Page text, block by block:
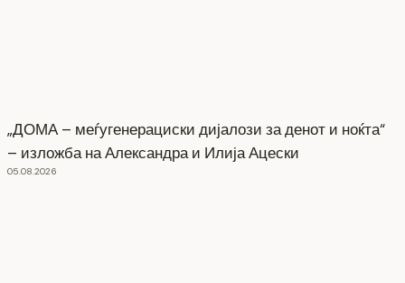
„ДОМА – меѓугенерациски дијалози за денот и ноќта“
– изложба на Александра и Илија Ацески
05.08.2026